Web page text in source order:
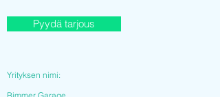
Pyydä tarjous
Yrityksen nimi: